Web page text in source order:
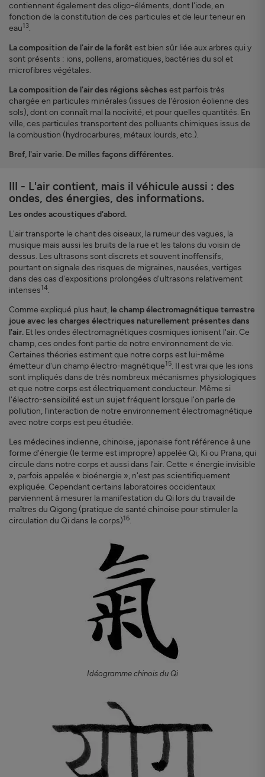
contiennent également des oligo-éléments, dont l'iode, en
fonction de la constitution de ces particules et de leur teneur en
eau13.
La composition de l'air de la forêt est bien sûr liée aux arbres qui y
sont présents : ions, pollens, aromatiques, bactéries du sol et
microfibres végétales.
La composition de l'air des régions sèches est parfois très
chargée en particules minérales (issues de l'érosion éolienne des
sols), dont on connaît mal la nocivité, et pour quelles quantités. En
ville, ces particules transportent des polluants chimiques issus de
la combustion (hydrocarbures, métaux lourds, etc.).
Bref, l'air varie. De milles façons différentes.
III - L'air contient, mais il véhicule aussi : des
ondes, des énergies, des informations.
Les ondes acoustiques d'abord.
L'air transporte le chant des oiseaux, la rumeur des vagues, la
musique mais aussi les bruits de la rue et les talons du voisin de
dessus. Les ultrasons sont discrets et souvent inoffensifs,
pourtant on signale des risques de migraines, nausées, vertiges
dans des cas d'expositions prolongées d'ultrasons relativement
intenses14.
Comme expliqué plus haut, le champ électromagnétique terrestre
joue avec les charges électriques naturellement présentes dans
l'air. Et les ondes électromagnétiques cosmiques ionisent l'air. Ce
champ, ces ondes font partie de notre environnement de vie.
Certaines théories estiment que notre corps est lui-même
émetteur d'un champ électro-magnétique15. Il est vrai que les ions
sont impliqués dans de très nombreux mécanismes physiologiques
et que notre corps est électriquement conducteur. Même si
l'électro-sensibilité est un sujet fréquent lorsque l'on parle de
pollution, l'interaction de notre environnement électromagnétique
avec notre corps est peu étudiée.
Les médecines indienne, chinoise, japonaise font référence à une
forme d'énergie (le terme est impropre) appelée Qi, Ki ou Prana, qui
circule dans notre corps et aussi dans l'air. Cette « énergie invisible
», parfois appelée « bioénergie », n'est pas scientifiquement
expliquée. Cependant certains laboratoires occidentaux
parviennent à mesurer la manifestation du Qi lors du travail de
maîtres du Qigong (pratique de santé chinoise pour stimuler la
circulation du Qi dans le corps)16.
Idéogramme chinois du Qi